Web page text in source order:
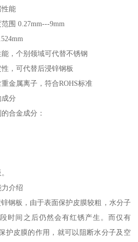
性能
围 0.27mm---9mm
，个别领域可代替不锈钢
，可代替后浸锌钢板
金属离子，符合ROHS标准
分
合金成分：
介绍
钢板，由于表面保护皮膜较粗，水分子
时间之后仍然会有红锈产生。而仅有
护皮膜的作用，就可以阻断水分子及空